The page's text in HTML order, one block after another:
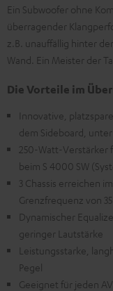
Ein Subwoofer ohne
überragender
z.B. unauffällig hinter
Wand. Ein Meister der
Die Vorteile im
Innovative,
dem Sideboard,
250-Watt-Verstärker
beim S 4000 SW
3 Chassis erreichen
Grenzfrequenz von
Dynamischer
geringer Lautstärke
Leistungsstarke,
Pegel
Geeignet für jeden